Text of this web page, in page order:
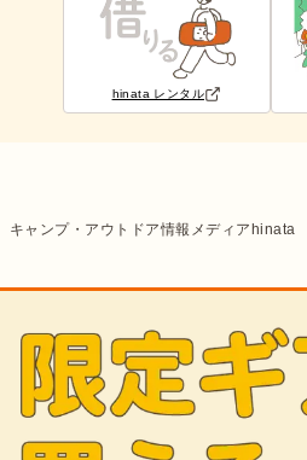
hinata レンタル
キャンプ・アウトドア情報メディアhinata